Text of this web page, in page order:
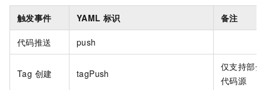
触发事件 YAML 标识 备注
代码推送 push
Tag 创建 tagPush
仅支持部分
代码源